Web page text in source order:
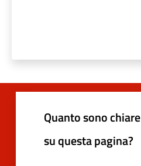
Quanto sono
su questa pagina?